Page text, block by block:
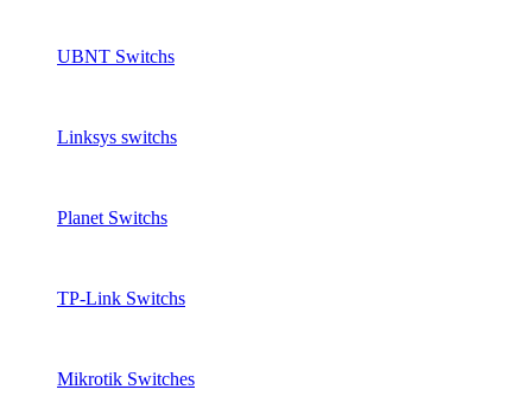
UBNT Switchs
Linksys switchs
Planet Switchs
TP-Link Switchs
Mikrotik Switches